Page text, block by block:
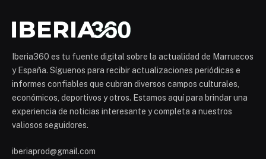
Iberia360 es tu fuente digital sobre la actualidad de Marruecos
y España. Síguenos para recibir actualizaciones periódicas e
informes confiables que cubran diversos campos culturales,
económicos, deportivos y otros. Estamos aquí para brindar una
experiencia de noticias interesante y completa a nuestros
valiosos seguidores.
iberiaprod@gmail.com